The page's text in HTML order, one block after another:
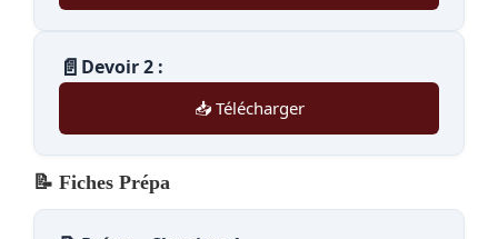
📄 Devoir 2 :
📥 Télécharger
📝 Fiches Prépa